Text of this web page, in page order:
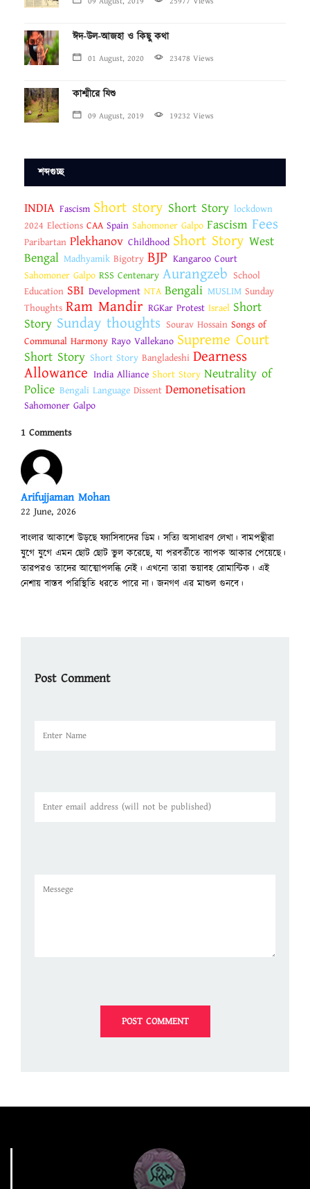
ঈদ-উল-আজহা ও কিছু কথা
01 August, 2020 23478 Views
কাশ্মীরে যিশু
09 August, 2019 19232 Views
শব্দগুচ্ছ
INDIA Fascism Short story Short Story lockdown
2024 Elections CAA Spain Sahomoner Galpo Fascism Fees
Paribartan Plekhanov Childhood Short Story West
Bengal Madhyamik Bigotry BJP Kangaroo Court
Sahomoner Galpo RSS Centenary Aurangzeb School
Education SBI Development NTA Bengali MUSLIM Sunday
Thoughts Ram Mandir RGKar Protest Israel Short
Story Sunday thoughts Sourav Hossain Songs of
Communal Harmony Rayo Vallekano Supreme Court
Short Story Short Story Bangladeshi Dearness
Allowance India Alliance Short Story Neutrality of
Police Bengali Language Dissent Demonetisation
Sahomoner Galpo
1 Comments
Arifujjaman Mohan
22 June, 2026
বাংলার আকাশে উড়ছে ফ্যাসিবাদের ডিম। সত্যি অসাধারণ লেখা। বামপন্থীরা
যুগে যুগে এমন ছোট ছোট ভুল করেছে, যা পরবর্তীতে ব্যাপক আকার পেয়েছে।
তারপরও তাদের আত্মোপলব্ধি নেই। এখনো তারা ভয়াবহ রোমান্টিক। এই
নেশায় বাস্তব পরিস্থিতি ধরতে পারে না। জনগণ এর মাশুল গুনবে।
Post Comment